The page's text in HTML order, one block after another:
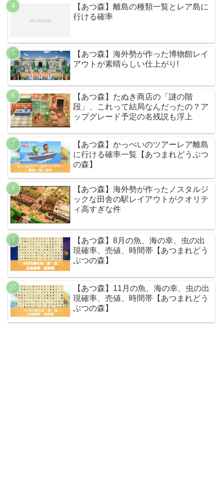
【あつ森】離島の種類一覧とレア島に
行ける確率
【あつ森】海外勢が作った博物館レイ
アウトが素晴らしい仕上がり!
【あつ森】たぬき商店の「謎の階
段」、これって結局なんだったの？ア
ップグレード予定の名残説も浮上
【あつ森】かっぺいのツアーレア離島
に行ける確率一覧【あつまれどうぶつ
の森】
【あつ森】海外勢が作ったノスタルジ
ックな田舎の駅レイアウトがクオリテ
ィ高すぎな件
【あつ森】8月の魚、海の幸、虫の出
現確率、売値、時間帯【あつまれどう
ぶつの森】
【あつ森】11月の魚、海の幸、虫の出
現確率、売値、時間帯【あつまれどう
ぶつの森】